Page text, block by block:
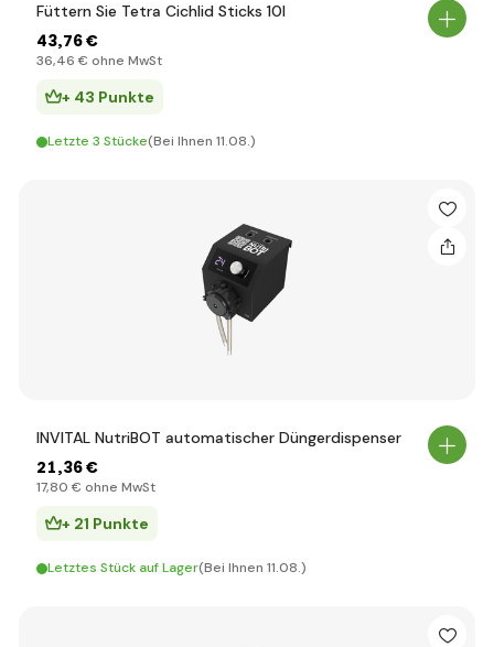
Füttern Sie Tetra Cichlid Sticks 10l
43,76 €
36,46 € ohne MwSt
+ 43 Punkte
Letzte 3 Stücke(Bei Ihnen 11.08.)
INVITAL NutriBOT automatischer Düngerdispenser
21,36 €
17,80 € ohne MwSt
+ 21 Punkte
Letztes Stück auf Lager(Bei Ihnen 11.08.)